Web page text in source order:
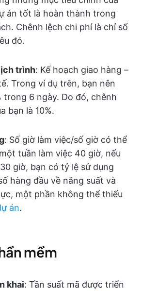
án tốt là hoàn thành trong
Chênh lệch chi phí là chỉ số
đó.
trình: Kế hoạch giao hàng –
Trong ví dụ trên, bạn nên
trong 6 ngày. Do đó, chênh
bạn là 10%.
: Số giờ làm việc/số giờ có thể
tuần làm việc 40 giờ, nếu
giờ, bạn có tỷ lệ sử dụng
hàng đầu về năng suất và
một phần không thể thiếu
án.
mềm
khai: Tần suất mã được triển